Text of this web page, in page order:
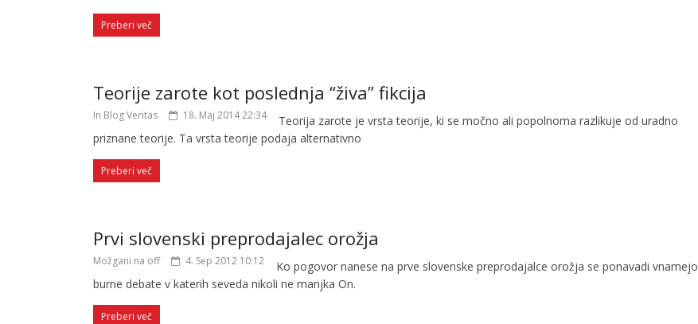
Preberi več
Teorije zarote kot poslednja “živa” fikcija
In Blog Veritas 18. Maj 2014 22:34
Teorija zarote je vrsta teorije, ki se močno ali popolnoma razlikuje od uradno
priznane teorije. Ta vrsta teorije podaja alternativno
Preberi več
Prvi slovenski preprodajalec orožja
Možgani na off 4. Sep 2012 10:12
Ko pogovor nanese na prve slovenske preprodajalce orožja se ponavadi vnamejo
burne debate v katerih seveda nikoli ne manjka On.
Preberi več